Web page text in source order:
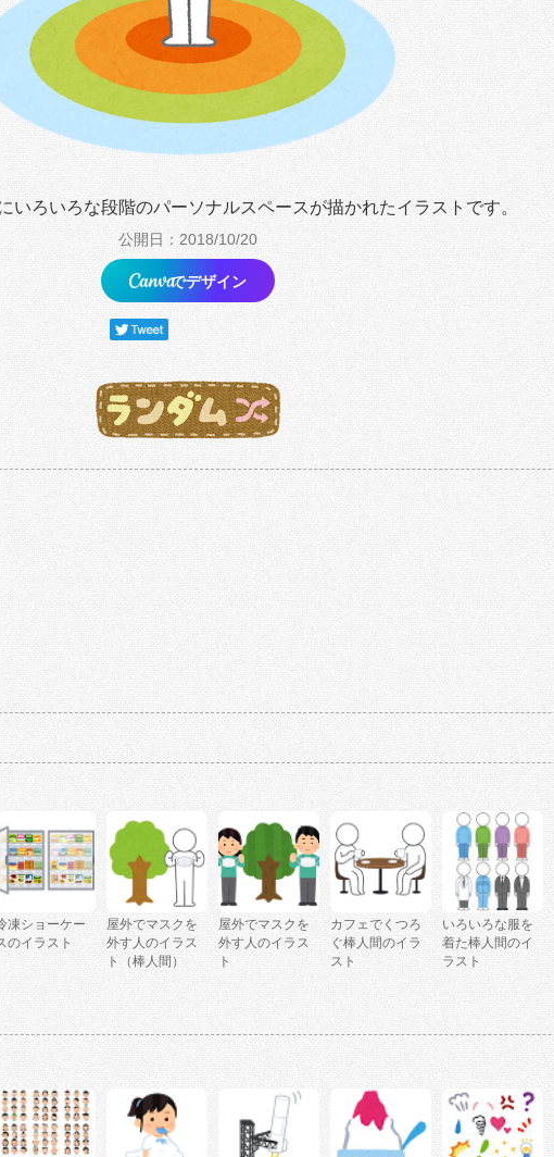
いろいろな段階のパーソナルスペースが描かれたイラストです。
公開日：2018/10/20
でデザイン
凍ショーケー
のイラスト
屋外でマスクを
外す人のイラス
ト（棒人間）
屋外でマスクを
外す人のイラス
ト
カフェでくつろ
ぐ棒人間のイラ
スト
いろいろな服を
着た棒人間のイ
ラスト